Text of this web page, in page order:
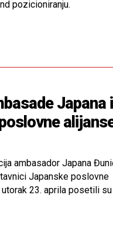
pozicioniranju.
Japana i
ambasador Japana
Japanske poslovne
utorak 23. aprila posetili su